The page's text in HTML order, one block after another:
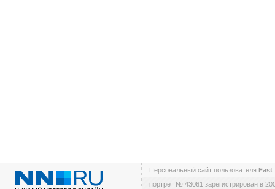
Персональный сайт пользователя Fast
портрет № 43061 зарегистрирован в